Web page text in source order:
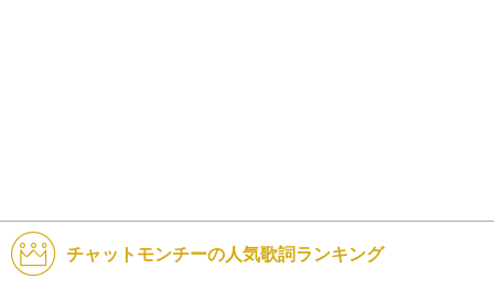
チャットモンチーの人気歌詞ランキング